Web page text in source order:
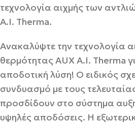
τεχνολογία αιχμής των
A.I. Therma.
Ανακαλύψτε την τεχνολογία
θερμότητας AUX A.I. Therma
αποδοτική λύση! Ο ειδικός
συνδυασμό με τους
προσδίδουν στο σύστημα
υψηλές αποδόσεις. Η